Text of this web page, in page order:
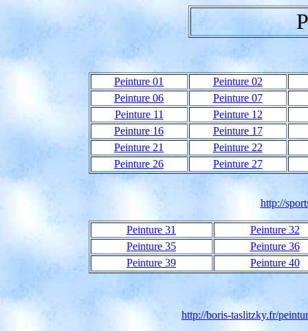
Peinture 01
Peinture 02
Peinture 06
Peinture 07
Peinture 11
Peinture 12
Peinture 16
Peinture 17
Peinture 21
Peinture 22
Peinture 26
Peinture 27
http://
Peinture 31
Peinture 32
Peinture 35
Peinture 36
Peinture 39
Peinture 40
http://boris-taslitzky.fr/